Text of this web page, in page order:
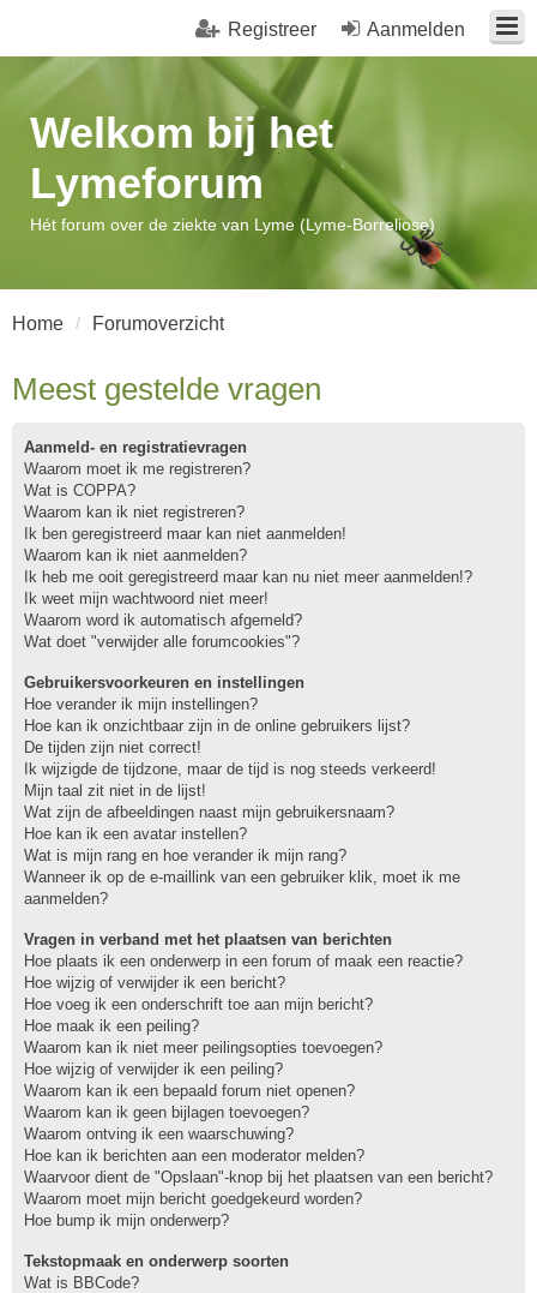
Aanmelden
Registreer
Welkom bij het
Lymeforum
Hét forum over de ziekte van Lyme (Lyme-Borreliose)
Home Forumoverzicht
Meest gestelde vragen
Aanmeld- en registratievragen
Waarom moet ik me registreren?
Wat is COPPA?
Waarom kan ik niet registreren?
Ik ben geregistreerd maar kan niet aanmelden!
Waarom kan ik niet aanmelden?
Ik heb me ooit geregistreerd maar kan nu niet meer aanmelden!?
Ik weet mijn wachtwoord niet meer!
Waarom word ik automatisch afgemeld?
Wat doet "verwijder alle forumcookies"?
Gebruikersvoorkeuren en instellingen
Hoe verander ik mijn instellingen?
Hoe kan ik onzichtbaar zijn in de online gebruikers lijst?
De tijden zijn niet correct!
Ik wijzigde de tijdzone, maar de tijd is nog steeds verkeerd!
Mijn taal zit niet in de lijst!
Wat zijn de afbeeldingen naast mijn gebruikersnaam?
Hoe kan ik een avatar instellen?
Wat is mijn rang en hoe verander ik mijn rang?
Wanneer ik op de e-maillink van een gebruiker klik, moet ik me
aanmelden?
Vragen in verband met het plaatsen van berichten
Hoe plaats ik een onderwerp in een forum of maak een reactie?
Hoe wijzig of verwijder ik een bericht?
Hoe voeg ik een onderschrift toe aan mijn bericht?
Hoe maak ik een peiling?
Waarom kan ik niet meer peilingsopties toevoegen?
Hoe wijzig of verwijder ik een peiling?
Waarom kan ik een bepaald forum niet openen?
Waarom kan ik geen bijlagen toevoegen?
Waarom ontving ik een waarschuwing?
Hoe kan ik berichten aan een moderator melden?
Waarvoor dient de "Opslaan"-knop bij het plaatsen van een bericht?
Waarom moet mijn bericht goedgekeurd worden?
Hoe bump ik mijn onderwerp?
Tekstopmaak en onderwerp soorten
Wat is BBCode?